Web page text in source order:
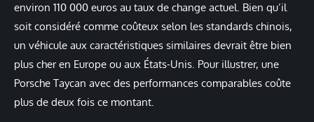
environ 110 000 euros au taux de change actuel. Bien qu’il
soit considéré comme coûteux selon les standards chinois,
un véhicule aux caractéristiques similaires devrait être bien
plus cher en Europe ou aux États-Unis. Pour illustrer, une
Porsche Taycan avec des performances comparables coûte
plus de deux fois ce montant.